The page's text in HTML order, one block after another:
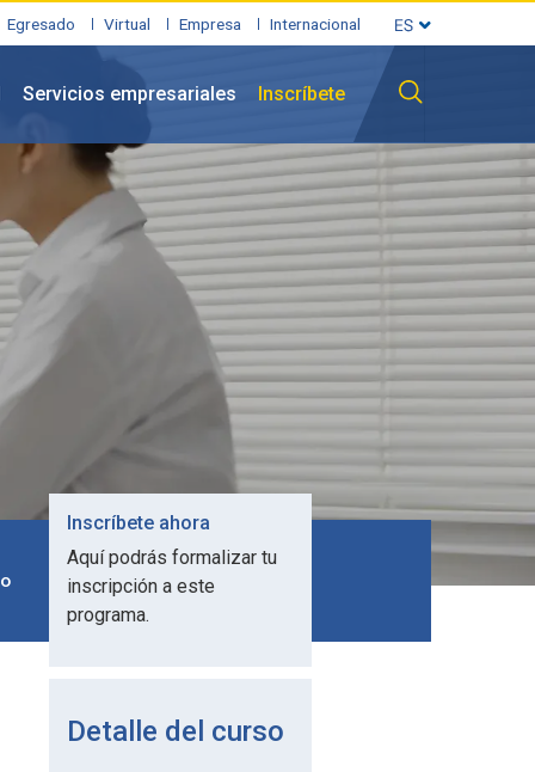
Egresado Virtual Empresa Internacional
Servicios empresariales Inscríbete
Inscríbete ahora
Aquí podrás formalizar tu
inscripción a este
programa.
Detalle del curso